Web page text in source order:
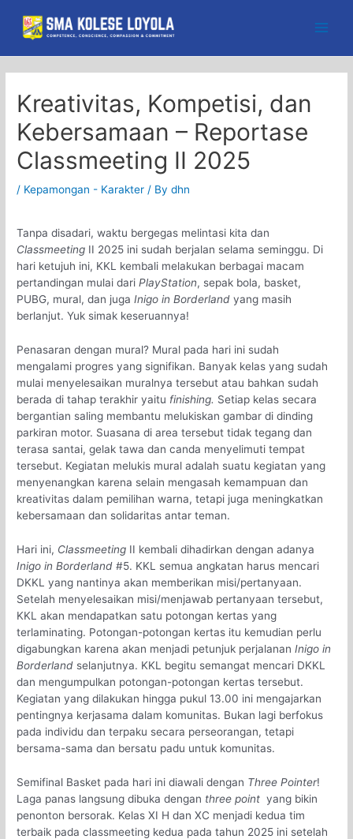
content
Kreativitas, Kompetisi, dan
Kebersamaan – Reportase
Classmeeting II 2025
/ Kepamongan - Karakter / Bydhn
Tanpa disadari, waktu bergegas melintasi kita dan
Classmeeting II 2025 ini sudah berjalan selama seminggu. Di
hari ketujuh ini, KKL kembali melakukan berbagai macam
pertandingan mulai dariPlayStation, sepak bola, basket,
PUBG, mural, dan jugaInigo in Borderland yang masih
berlanjut. Yuk simak keseruannya!
Penasaran dengan mural? Mural pada hari ini sudah
mengalami progres yang signifikan. Banyak kelas yang sudah
mulai menyelesaikan muralnya tersebut atau bahkan sudah
berada di tahap terakhir yaitu finishing. Setiap kelas secara
bergantian saling membantu melukiskan gambar di dinding
parkiran motor. Suasana di area tersebut tidak tegang dan
terasa santai, gelak tawa dan canda menyelimuti tempat
tersebut. Kegiatan melukis mural adalah suatu kegiatan yang
menyenangkan karena selain mengasah kemampuan dan
kreativitas dalam pemilihan warna, tetapi juga meningkatkan
kebersamaan dan solidaritas antar teman.
Hari ini, Classmeeting II kembali dihadirkan dengan adanya
Inigo in Borderland#5. KKL semua angkatan harus mencari
DKKL yang nantinya akan memberikan misi/pertanyaan.
Setelah menyelesaikan misi/menjawab pertanyaan tersebut,
KKL akan mendapatkan satu potongan kertas yang
terlaminating. Potongan-potongan kertas itu kemudian perlu
digabungkan karena akan menjadi petunjuk perjalanan Inigo in
Borderland selanjutnya. KKL begitu semangat mencari DKKL
dan mengumpulkan potongan-potongan kertas tersebut.
Kegiatan yang dilakukan hingga pukul 13.00 ini mengajarkan
pentingnya kerjasama dalam komunitas. Bukan lagi berfokus
pada individu dan terpaku secara perseorangan, tetapi
bersama-sama dan bersatu padu untuk komunitas.
Semifinal Basket pada hari ini diawali dengan Three Pointer!
Laga panas langsung dibuka dengan three point yang bikin
penonton bersorak. Kelas XI H dan XC menjadi kedua tim
terbaik pada classmeeting kedua pada tahun 2025 ini setelah